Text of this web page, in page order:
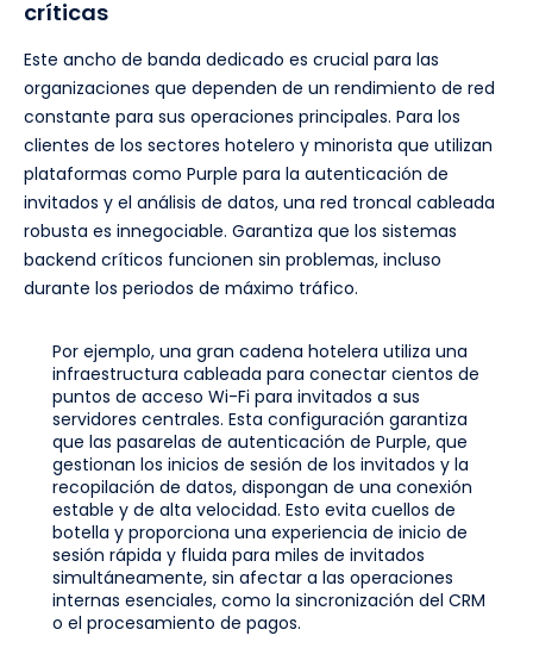
críticas
Este ancho de banda dedicado es crucial para las
organizaciones que dependen de un rendimiento de red
constante para sus operaciones principales. Para los
clientes de los sectores hotelero y minorista que utilizan
plataformas como Purple para la autenticación de
invitados y el análisis de datos, una red troncal cableada
robusta es innegociable. Garantiza que los sistemas
backend críticos funcionen sin problemas, incluso
durante los periodos de máximo tráfico.
Por ejemplo, una gran cadena hotelera utiliza una
infraestructura cableada para conectar cientos de
puntos de acceso Wi-Fi para invitados a sus
servidores centrales. Esta configuración garantiza
que las pasarelas de autenticación de Purple, que
gestionan los inicios de sesión de los invitados y la
recopilación de datos, dispongan de una conexión
estable y de alta velocidad. Esto evita cuellos de
botella y proporciona una experiencia de inicio de
sesión rápida y fluida para miles de invitados
simultáneamente, sin afectar a las operaciones
internas esenciales, como la sincronización del CRM
o el procesamiento de pagos.